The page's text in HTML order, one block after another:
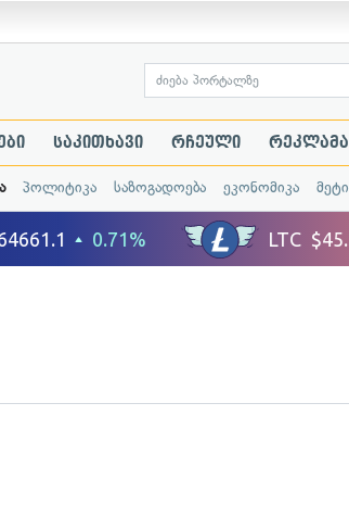
საკითხავი რჩეული რეკლამა
პოლიტიკა საზოგადოება ეკონომიკა მეტი